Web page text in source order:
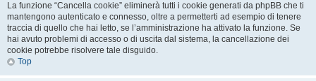
La funzione “Cancella cookie” eliminerà tutti i cookie generati da phpBB che ti
mantengono autenticato e connesso, oltre a permetterti ad esempio di tenere
traccia di quello che hai letto, se l’amministrazione ha attivato la funzione. Se
hai avuto problemi di accesso o di uscita dal sistema, la cancellazione dei
cookie potrebbe risolvere tale disguido.
Top